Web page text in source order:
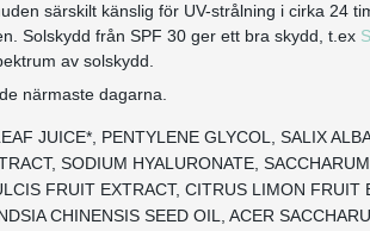
särskilt känslig för UV-strålning i cirka 24
Solskydd från SPF 30 ger ett bra skydd, t.ex
av solskydd.
närmaste dagarna.
JUICE*, PENTYLENE GLYCOL, SALIX
SODIUM HYALURONATE,
FRUIT EXTRACT, CITRUS LIMON FRUIT
CHINENSIS SEED OIL, ACER